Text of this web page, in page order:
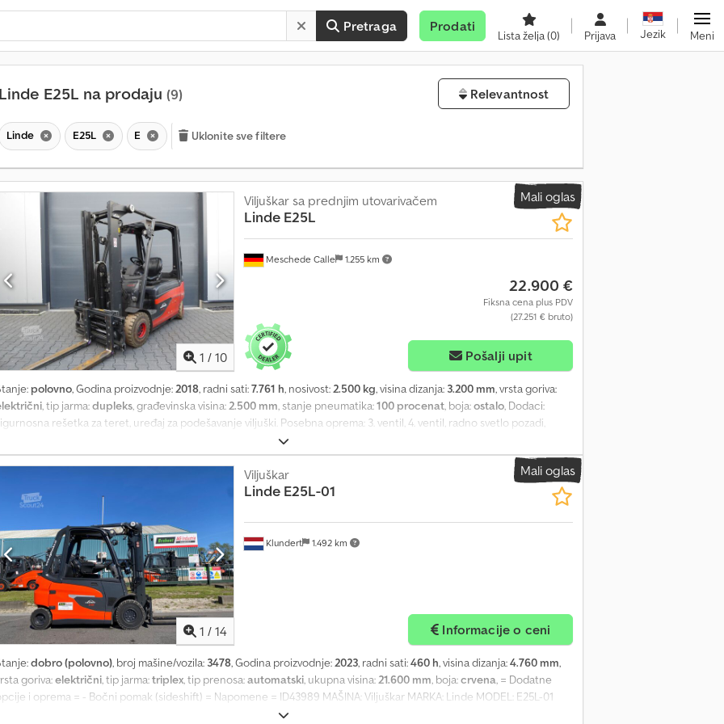
Pretraga Prodati
Lista želja(0) Prijava Jezik Meni
Linde E25L na prodaju (9) Relevantnost
Linde E25L E Uklonite sve filtere
Mali oglas
1 / 10
Meschede Calle 1.255 km
Viljuškar sa prednjim utovarivačem
Linde E25L
22.900 €
Fiksna cena plus PDV
(27.251 € bruto)
Pošalji upit
polovno, Godina proizvodnje:2018, radni sati:7.761 h, nosivost:2.500 kg, visina dizanja: 3.200 mm, vrsta goriva:
, tip jarma:dupleks, građevinska visina:2.500 mm, stanje pneumatika:100 procenat, boja:ostalo, Dodaci:
rešetka za teret, uređaj za podešavanje viljuški. Posebna oprema: 3. ventil, 4. ventil, radno svetlo pozadi,
radno svetlo napred, potpuni slobodan dizanje. Opis: Vozilo prolazi UVV inspekciju. Pre isporuke, mašina će biti
i očišćena. Na zahtev, mašina može biti ofarbana uz doplatu. Cedpfopia Uqox Ab Rjrf
Mali oglas
1 / 14
Klundert 1.492 km
Viljuškar
Linde E25L-01
Informacije o ceni
dobro (polovno), broj mašine/vozila: 3478, Godina proizvodnje:2023, radni sati:460 h, visina dizanja:4.760 mm,
goriva:električni, tip jarma:triplex, tip prenosa:automatski, ukupna visina:21.600 mm, boja:crvena, = Dodatne
i oprema = - Bočni pomak (sideshift) = Napomene = ID43989 MAŠINA: Viljuškar MARKA: Linde MODEL: E25L-01
SERIJSKI BROJ: 3478 GODINA PROIZVODNJE: 2023 POGON: Električni MENJAČ: Automatski JARBO: Troslojni, slobodan
i
š
o
d
1
4
0
.
0
0
u
k
u
p
o